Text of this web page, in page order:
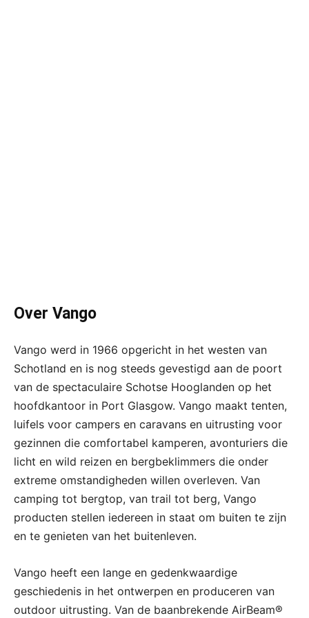
Over Vango
Vango werd in 1966 opgericht in het westen van
Schotland en is nog steeds gevestigd aan de poort
van de spectaculaire Schotse Hooglanden op het
hoofdkantoor in Port Glasgow. Vango maakt tenten,
luifels voor campers en caravans en uitrusting voor
gezinnen die comfortabel kamperen, avonturiers die
licht en wild reizen en bergbeklimmers die onder
extreme omstandigheden willen overleven. Van
camping tot bergtop, van trail tot berg, Vango
producten stellen iedereen in staat om buiten te zijn
en te genieten van het buitenleven.
Vango heeft een lange en gedenkwaardige
geschiedenis in het ontwerpen en produceren van
outdoor uitrusting. Van de baanbrekende AirBeam®